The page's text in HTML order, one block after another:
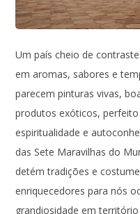
Um país cheio de
em aromas, sabores e
parecem pinturas vivas,
produtos exóticos,
espiritualidade e
das Sete Maravilhas do
detém tradições e
enriquecedores para nós
grandiosidade em